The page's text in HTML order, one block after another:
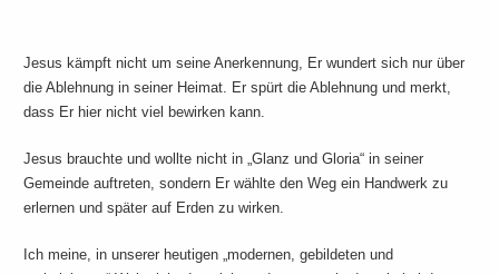
Jesus kämpft nicht um seine Anerkennung, Er wundert sich nur über
die Ablehnung in seiner Heimat. Er spürt die Ablehnung und merkt,
dass Er hier nicht viel bewirken kann.
Jesus brauchte und wollte nicht in „Glanz und Gloria“ in seiner
Gemeinde auftreten, sondern Er wählte den Weg ein Handwerk zu
erlernen und später auf Erden zu wirken.
Ich meine, in unserer heutigen „modernen, gebildeten und